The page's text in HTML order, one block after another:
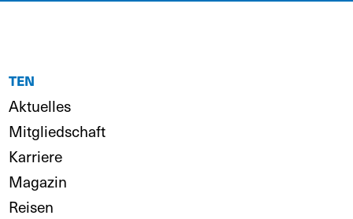
TEN
Aktuelles
Mitgliedschaft
Karriere
Magazin
Reisen